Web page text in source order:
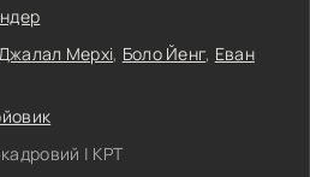
Мерхі, Боло Йенг, Еван
| КРТ